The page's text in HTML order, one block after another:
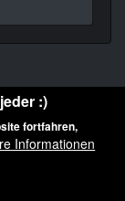
Film Noir de. Alle
:)
fortfahren,
Informationen